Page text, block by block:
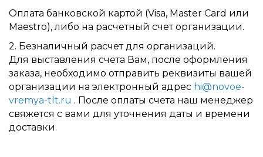
Оплата банковской картой (Visa, Master Card или
Maestro), либо на расчетный счет организации.
2. Безналичный расчет для организаций.
Для выставления счета Вам, после оформления
заказа, необходимо отправить реквизиты вашей
организации на электронный адрес hi@novoe-
vremya-tlt.ru . После оплаты счета наш менеджер
свяжется с вами для уточнения даты и времени
доставки.